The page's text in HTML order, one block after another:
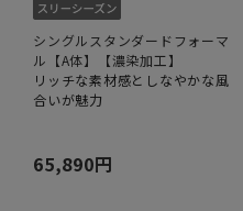
シングルスタンダードフォーマ
ル【A体】【濃染加工】
リッチな素材感としなやかな風
合いが魅力
65,890円